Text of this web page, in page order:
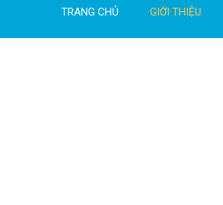
TRANG CHỦ GIỚI THIỆU